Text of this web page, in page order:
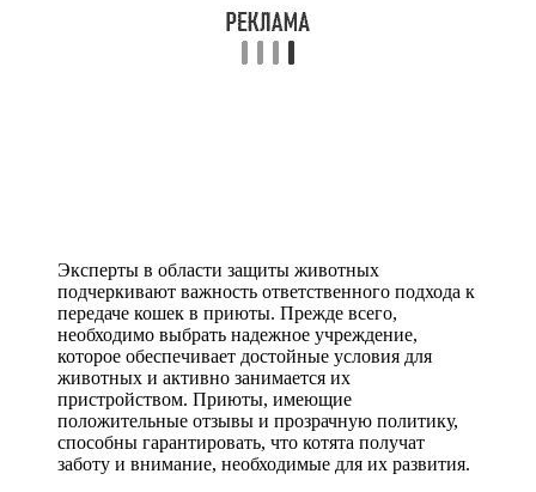
Эксперты в области защиты животных
подчеркивают важность ответственного подхода к
передаче кошек в приюты. Прежде всего,
необходимо выбрать надежное учреждение,
которое обеспечивает достойные условия для
животных и активно занимается их
пристройством. Приюты, имеющие
положительные отзывы и прозрачную политику,
способны гарантировать, что котята получат
заботу и внимание, необходимые для их развития.